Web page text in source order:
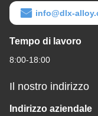
info@dlx-
Tempo di lavoro
8:00-18:00
Il nostro indirizzo
Indirizzo aziendale